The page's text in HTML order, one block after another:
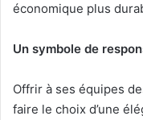
économique plus
Un symbole de
Offrir à ses équipes
faire le choix d’une